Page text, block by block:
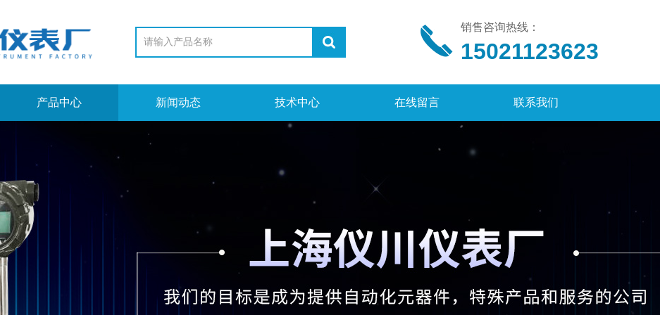
销售咨询热线：
15021123623
产品中心 新闻动态 技术中心 在线留言 联系我们